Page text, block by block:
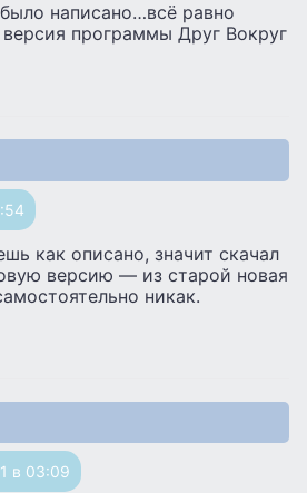
написано…всё равно
программы Друг Вокруг
как описано, значит скачал
версию — из старой новая
никак.
в 03:09